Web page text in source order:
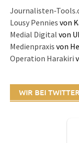
Journalisten-
Lousy Pennies von
Medial Digital von
Medienpraxis von
Operation Harakiri
WIR BEI TWITTER